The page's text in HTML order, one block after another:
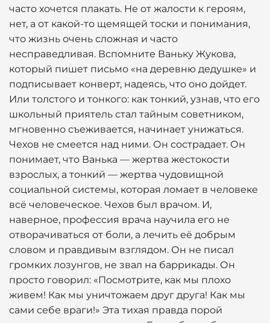
часто хочется плакать. Не от жалости к героям,
нет, а от какой-то щемящей тоски и понимания,
что жизнь очень сложная и часто
несправедливая. Вспомните Ваньку Жукова,
который пишет письмо «на деревню дедушке» и
подписывает конверт, надеясь, что оно дойдет.
Или толстого и тонкого: как тонкий, узнав, что его
школьный приятель стал тайным советником,
мгновенно съеживается, начинает унижаться.
Чехов не смеется над ними. Он сострадает. Он
понимает, что Ванька — жертва жестокости
взрослых, а тонкий — жертва чудовищной
социальной системы, которая ломает в человеке
всё человеческое. Чехов был врачом. И,
наверное, профессия врача научила его не
отворачиваться от боли, а лечить её добрым
словом и правдивым взглядом. Он не писал
громких лозунгов, не звал на баррикады. Он
просто говорил: «Посмотрите, как мы плохо
живем! Как мы уничтожаем друг друга! Как мы
сами себе враги!» Эта тихая правда порой